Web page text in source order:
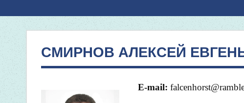
СМИРНОВ АЛЕКСЕЙ
E-mail: